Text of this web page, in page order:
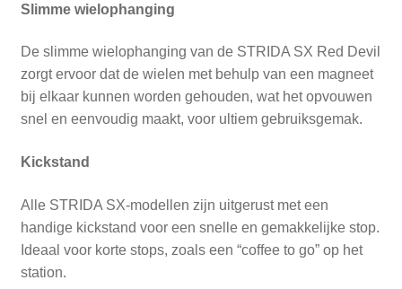
Slimme wielophanging
De slimme wielophanging van de STRIDA SX Red Devil
zorgt ervoor dat de wielen met behulp van een magneet
bij elkaar kunnen worden gehouden, wat het opvouwen
snel en eenvoudig maakt, voor ultiem gebruiksgemak.
Kickstand
Alle STRIDA SX-modellen zijn uitgerust met een
handige kickstand voor een snelle en gemakkelijke stop.
Ideaal voor korte stops, zoals een “coffee to go” op het
station.